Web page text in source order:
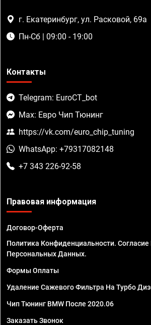
г. Екатеринбург, ул. Расковой, 69а
Пн-Сб | 09:00 - 19:00
Контакты
Telegram: EuroCT_bot
Max: Евро Чип Тюнинг
https://vk.com/euro_chip_tuning
WhatsApp: +79317082148
+7 343 226-92-58
Правовая информация
Договор-Оферта
Политика Конфиденциальности.
Персональных Данных.
Формы Оплаты
Удаление Сажевого Фильтра На Турбо
Чип Тюнинг BMW После 2020.06
Заказать Звонок